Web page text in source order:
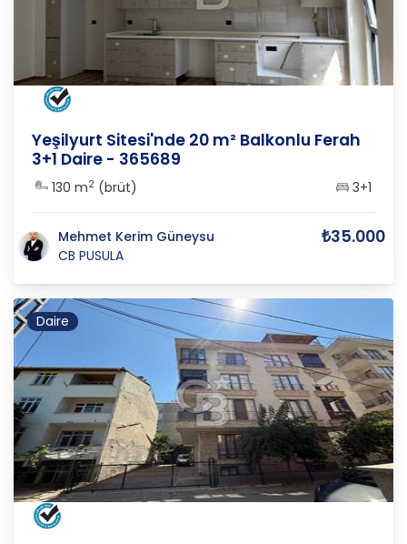
Yeşilyurt Sitesi'nde 20 m² Balkonlu Ferah
3+1 Daire - 365689
130 m2 (brüt) 3+1
Mehmet Kerim Güneysu
CB PUSULA
₺35.000
Daire